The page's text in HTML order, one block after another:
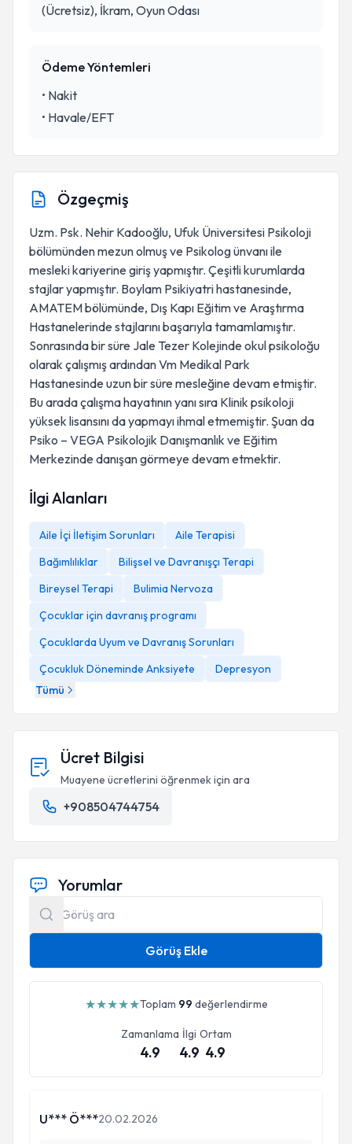
(Ücretsiz), İkram, Oyun Odası
Ödeme Yöntemleri
• Nakit
• Havale/EFT
Özgeçmiş
Uzm. Psk. Nehir Kadooğlu, Ufuk Üniversitesi Psikoloji
bölümünden mezun olmuş ve Psikolog ünvanı ile
mesleki kariyerine giriş yapmıştır. Çeşitli kurumlarda
stajlar yapmıştır. Boylam Psikiyatri hastanesinde,
AMATEM bölümünde, Dış Kapı Eğitim ve Araştırma
Hastanelerinde stajlarını başarıyla tamamlamıştır.
Sonrasında bir süre Jale Tezer Kolejinde okul psikoloğu
olarak çalışmış ardından Vm Medikal Park
Hastanesinde uzun bir süre mesleğine devam etmiştir.
Bu arada çalışma hayatının yanı sıra Klinik psikoloji
yüksek lisansını da yapmayı ihmal etmemiştir. Şuan da
Psiko – VEGA Psikolojik Danışmanlık ve Eğitim
Merkezinde danışan görmeye devam etmektir.
İlgi Alanları
Aile İçi İletişim Sorunları
Aile Terapisi
Bağımlılıklar
Bilişsel ve Davranışçı Terapi
Bireysel Terapi
Bulimia Nervoza
Çocuklar için davranış programı
Çocuklarda Uyum ve Davranış Sorunları
Çocukluk Döneminde Anksiyete
Depresyon
Tümü
Ücret Bilgisi
Muayene ücretlerini öğrenmek için ara
+908504744754
Yorumlar
Görüş Ekle
★★★★★Toplam 99 değerlendirme
Zamanlama
4.9
İlgi
4.9
Ortam
4.9
U*** Ö***20.02.2026